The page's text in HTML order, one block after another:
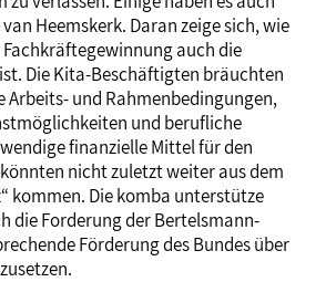
Heemskerk. Daran zeige sich, wie
auch die
Die Kita-Beschäftigten bräuchten
Arbeits- und Rahmenbedingungen,
und berufliche
finanzielle Mittel für den
nicht zuletzt weiter aus dem
kommen. Die komba unterstütze
die Forderung der Bertelsmann-
Förderung des Bundes über